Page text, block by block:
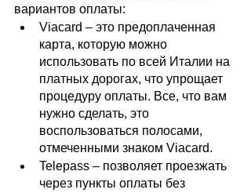
вариантов оплаты:
Viacard – это предоплаченная
карта, которую можно
использовать по всей Италии на
платных дорогах, что упрощает
процедуру оплаты. Все, что вам
нужно сделать, это
воспользоваться полосами,
отмеченными знаком Viacard.
Telepass – позволяет проезжать
через пункты оплаты без